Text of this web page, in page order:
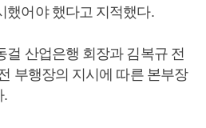
했어야 했다고 지적했다.
걸 산업은행 회장과 김복규 전
부행장의 지시에 따른 본부장
.